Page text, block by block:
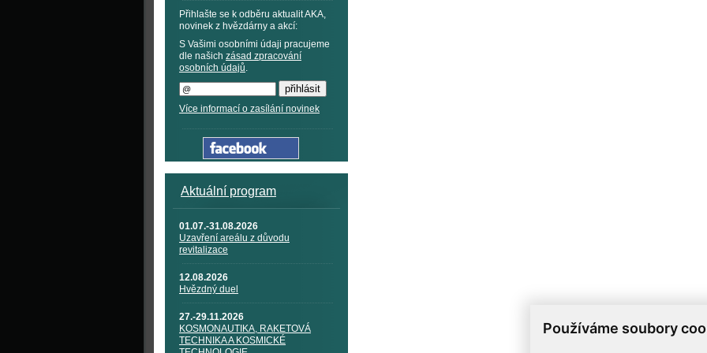
Používáme soubory
Přihlašte se k odběru aktualit AKA,
novinek z hvězdárny a akcí:
S Vašimi osobními údaji pracujeme
dle našich zásad zpracování
osobních údajů.
Více informací o zasílání novinek
Aktuální program
01.07.-31.08.2026
Uzavření areálu z důvodu
revitalizace
12.08.2026
Hvězdný duel
27.-29.11.2026
KOSMONAUTIKA, RAKETOVÁ
TECHNIKA A KOSMICKÉ